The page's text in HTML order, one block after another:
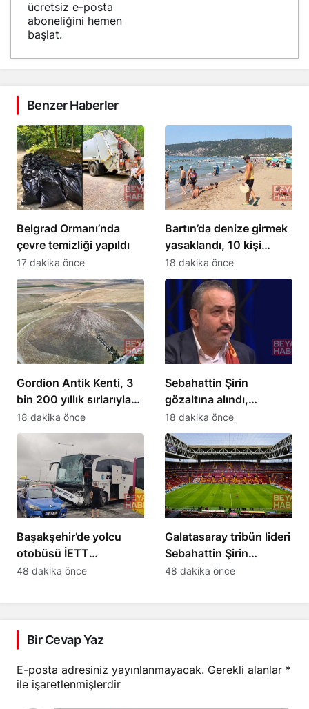
ücretsiz e-posta
aboneliğini hemen
başlat.
Benzer Haberler
Belgrad Ormanı’nda
çevre temizliği yapıldı
17 dakika önce
Bartın’da denize girmek
yasaklandı, 10 kişi
boğulma tehlikesi
geçirdi
18 dakika önce
Gordion Antik Kenti, 3
bin 200 yıllık sırlarıyla
tarihe ışık tutuyor
18 dakika önce
Sebahattin Şirin
gözaltına alındı,
UltraAslan lideri
hakkında soruşturma
18 dakika önce
Başakşehir’de yolcu
otobüsü İETT
otobüsüne çarptı: 5
48 dakika önce
Galatasaray tribün lideri
Sebahattin Şirin
hakkında gözaltı kararı
48 dakika önce
Bir Cevap Yaz
E-posta adresiniz yayınlanmayacak. Gerekli alanlar *
ile işaretlenmişlerdir